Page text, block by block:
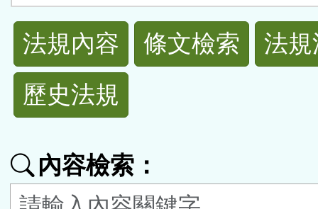
法
規
功
按
法規內容 條文檢索
法
歷史法規
內容檢索：